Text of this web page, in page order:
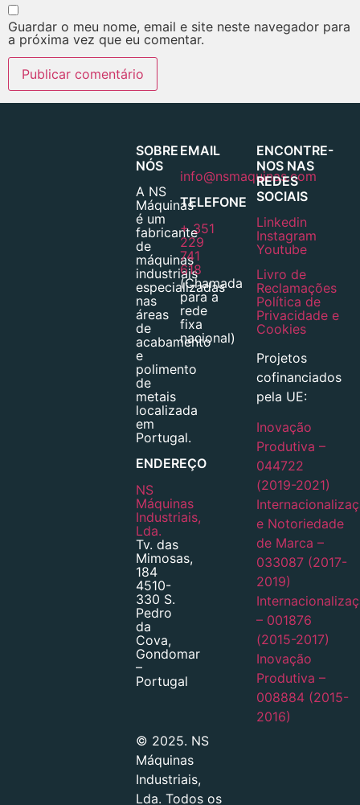
Guardar o meu nome, email e site neste navegador para
a próxima vez que eu comentar.
SOBRE
NÓS
A NS
Máquinas
é um
fabricante
de
máquinas
industriais
especializadas
nas
áreas
de
acabamento
e
polimento
de
metais
localizada
em
Portugal.
ENDEREÇO
NS
Máquinas
Industriais,
Lda.
Tv. das
Mimosas,
184
4510-
330 S.
Pedro
da
Cova,
Gondomar
–
Portugal
EMAIL
info@nsmaquinas.com
TELEFONE
+ 351
229
741
618
(Chamada
para a
rede
fixa
nacional)
© 2025. NS
Máquinas
Industriais,
Lda. Todos os
ENCONTRE-
NOS NAS
REDES
SOCIAIS
Linkedin
Instagram
Youtube
Livro de
Reclamações
Política de
Privacidade e
Cookies
Projetos
cofinanciados
pela UE:
Inovação
Produtiva –
044722
(2019-2021)
e Notoriedade
de Marca –
033087 (2017-
2019)
– 001876
(2015-2017)
Inovação
Produtiva –
008884 (2015-
2016)